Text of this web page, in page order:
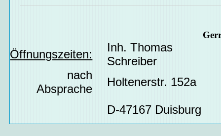
Öffnungszeiten:
Inh. Thomas
Schreiber
nach
Absprache
Holtenerstr. 152a
D-47167 Duisburg